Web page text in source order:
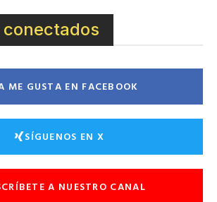
conectados
ME GUSTA EN FACEBOOK
SÍGUENOS EN X
A NUESTRO CANAL